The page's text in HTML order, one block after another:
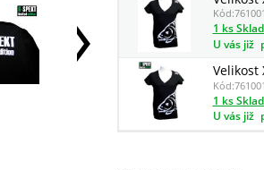
Kód:
1 ks
U vás již
Velikost
Kód:
1 ks
U vás již